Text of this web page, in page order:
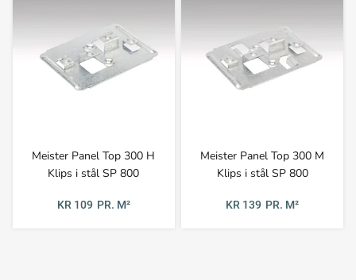
Meister Panel Top 300 H
Klips i stål SP 800
KR 109 PR. M²
Meister Panel Top 300 M
Klips i stål SP 800
KR 139 PR. M²